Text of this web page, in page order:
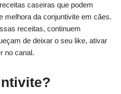
caseiras que podem
melhora da conjuntivite em cães.
receitas, continuem
de deixar o seu like, ativar
no canal.